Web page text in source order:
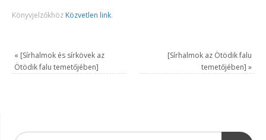
Könyvjelzőkhöz Közvetlen link.
« [Sírhalmok és sírkövek az
Ötödik falu temetőjében]
[Sírhalmok az Ötödik falu
temetőjében] »